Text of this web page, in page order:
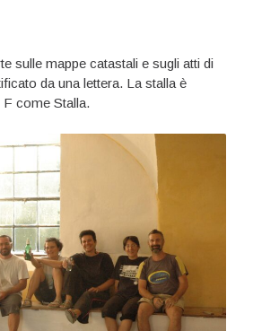
sulle mappe catastali e sugli atti di
da una lettera. La stalla è
F come Stalla.